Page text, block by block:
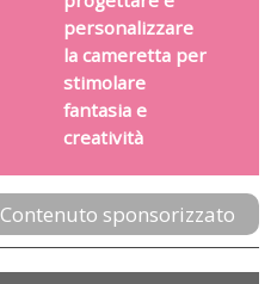
personalizzare
la cameretta per
stimolare
fantasia e
creatività
Contenuto sponsorizzato